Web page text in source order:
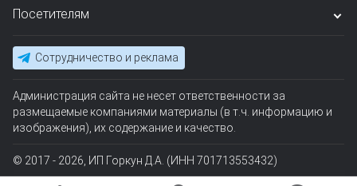
Посетителям
Сотрудничество и реклама
Администрация сайта не несет ответственности за
размещаемые компаниями материалы (в т.ч. информацию и
изображения), их содержание и качество.
© 2017 - 2026, ИП Горкун Д.А. (ИНН 701713553432)